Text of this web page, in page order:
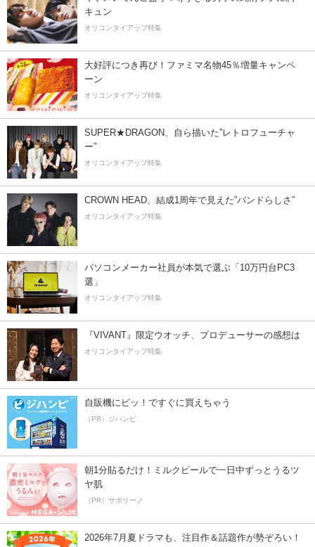
キュン
オリコンタイアップ特集
大好評につき再び！ファミマ名物45％増量キャンペ
ーン
オリコンタイアップ特集
SUPER★DRAGON、自ら描いた”レトロフューチャ
ー”
オリコンタイアップ特集
CROWN HEAD、結成1周年で見えた”バンドらしさ”
オリコンタイアップ特集
パソコンメーカー社員が本気で選ぶ「10万円台PC3
選」
オリコンタイアップ特集
『VIVANT』限定ウオッチ、プロデューサーの感想は
オリコンタイアップ特集
自販機にピッ！ですぐに買えちゃう
（PR）ジハンピ
朝1分貼るだけ！ミルクピールで一日中ずっとうるツ
ヤ肌
（PR）サボリーノ
2026年7月夏ドラマも、注目作＆話題作が勢ぞろい！